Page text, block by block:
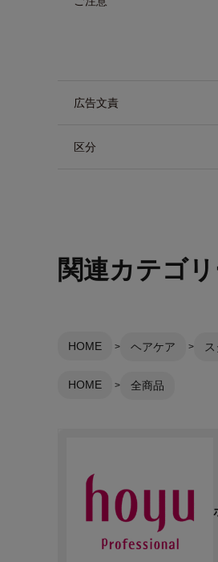
広告文責
区分
関連カテゴ
HOME ヘアケア
HOME 全商品